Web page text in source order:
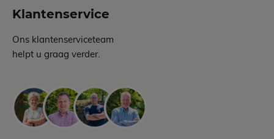
Klantenservice
Ons klantenserviceteam
helpt u graag verder.